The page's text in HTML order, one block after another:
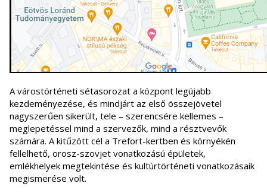
A várostörténeti sétasorozat a központ legújabb
kezdeményezése, és mindjárt az első összejövetel
nagyszerűen sikerült, tele – szerencsére kellemes –
meglepetéssel mind a szervezők, mind a résztvevők
számára. A kitűzött cél a Trefort-kertben és környékén
fellelhető, orosz-szovjet vonatkozású épületek,
emlékhelyek megtekintése és kultúrtörténeti vonatkozásaik
megismerése volt.